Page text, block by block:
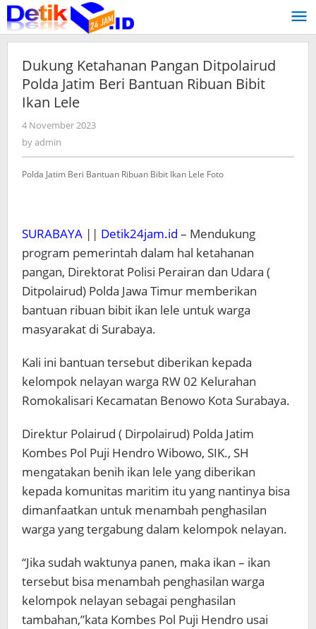
Skip
to
content
Dukung Ketahanan Pangan Ditpolairud
Polda Jatim Beri Bantuan Ribuan Bibit
Ikan Lele
4 November 2023
byadmin
Polda Jatim Beri Bantuan Ribuan Bibit Ikan Lele Foto
SURABAYA || Detik24jam.id – Mendukung
program pemerintah dalam hal ketahanan
pangan, Direktorat Polisi Perairan dan Udara (
Ditpolairud) Polda Jawa Timur memberikan
bantuan ribuan bibit ikan lele untuk warga
masyarakat di Surabaya.
Kali ini bantuan tersebut diberikan kepada
kelompok nelayan warga RW 02 Kelurahan
Romokalisari Kecamatan Benowo Kota Surabaya.
Direktur Polairud ( Dirpolairud) Polda Jatim
Kombes Pol Puji Hendro Wibowo, SIK., SH
mengatakan benih ikan lele yang diberikan
kepada komunitas maritim itu yang nantinya bisa
dimanfaatkan untuk menambah penghasilan
warga yang tergabung dalam kelompok nelayan.
“Jika sudah waktunya panen, maka ikan – ikan
tersebut bisa menambah penghasilan warga
kelompok nelayan sebagai penghasilan
tambahan,”kata Kombes Pol Puji Hendro usai